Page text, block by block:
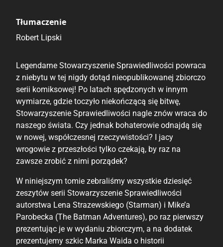
Tłumaczenie
Robert Lipski
Legendarne Stowarzyszenie Sprawiedliwości powraca
z niebytu w tej nigdy dotąd nieopublikowanej zbiorczo
serii komiksowej! Po latach spędzonych w innym
wymiarze, gdzie toczyło niekończącą się bitwę,
Stowarzyszenie Sprawiedliwości nagle znów wraca do
naszego świata. Czy jednak bohaterowie odnajdą się
w nowej, współczesnej rzeczywistości? I jacy
wrogowie z przeszłości tylko czekają, by raz na
zawsze zrobić z nimi porządek?
W niniejszym tomie zebraliśmy wszystkie dziesięć
zeszytów serii Stowarzyszenie Sprawiedliwości
autorstwa Lena Strazewskiego (Starman) i Mike’a
Parobecka (The Batman Adventures), po raz pierwszy
prezentując je w wydaniu zbiorczym, a na dodatek
prezentujemy szkic Marka Waida o historii